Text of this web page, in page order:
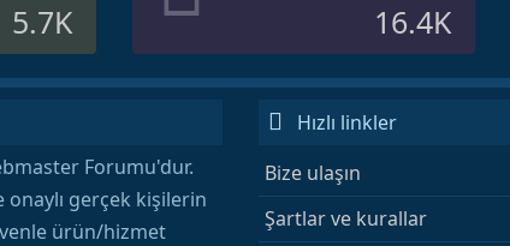
5.7K 16.4K
Forumu'dur.
gerçek kişilerin
ürün/hizmet
Hızlı linkler
Bize ulaşın
Şartlar ve kurallar